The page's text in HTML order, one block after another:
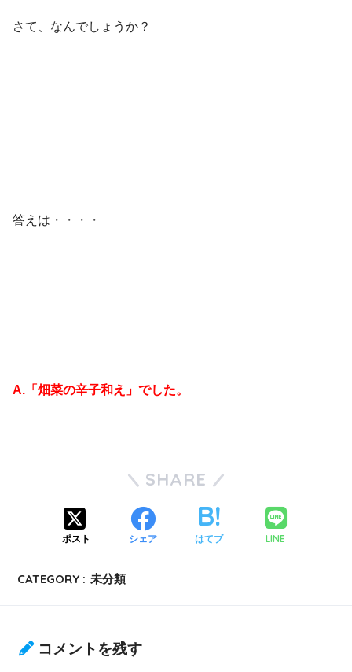
さて、なんでしょうか？
答えは・・・・
A.「畑菜の辛子和え」でした。
SHARE
ポスト シェア はてブ LINE
CATEGORY : 未分類
コメントを残す